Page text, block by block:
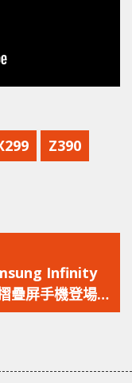
Z390
一
篇
文
Infinity
疊屏手機登場：
衫袋的 7.3 寸屏